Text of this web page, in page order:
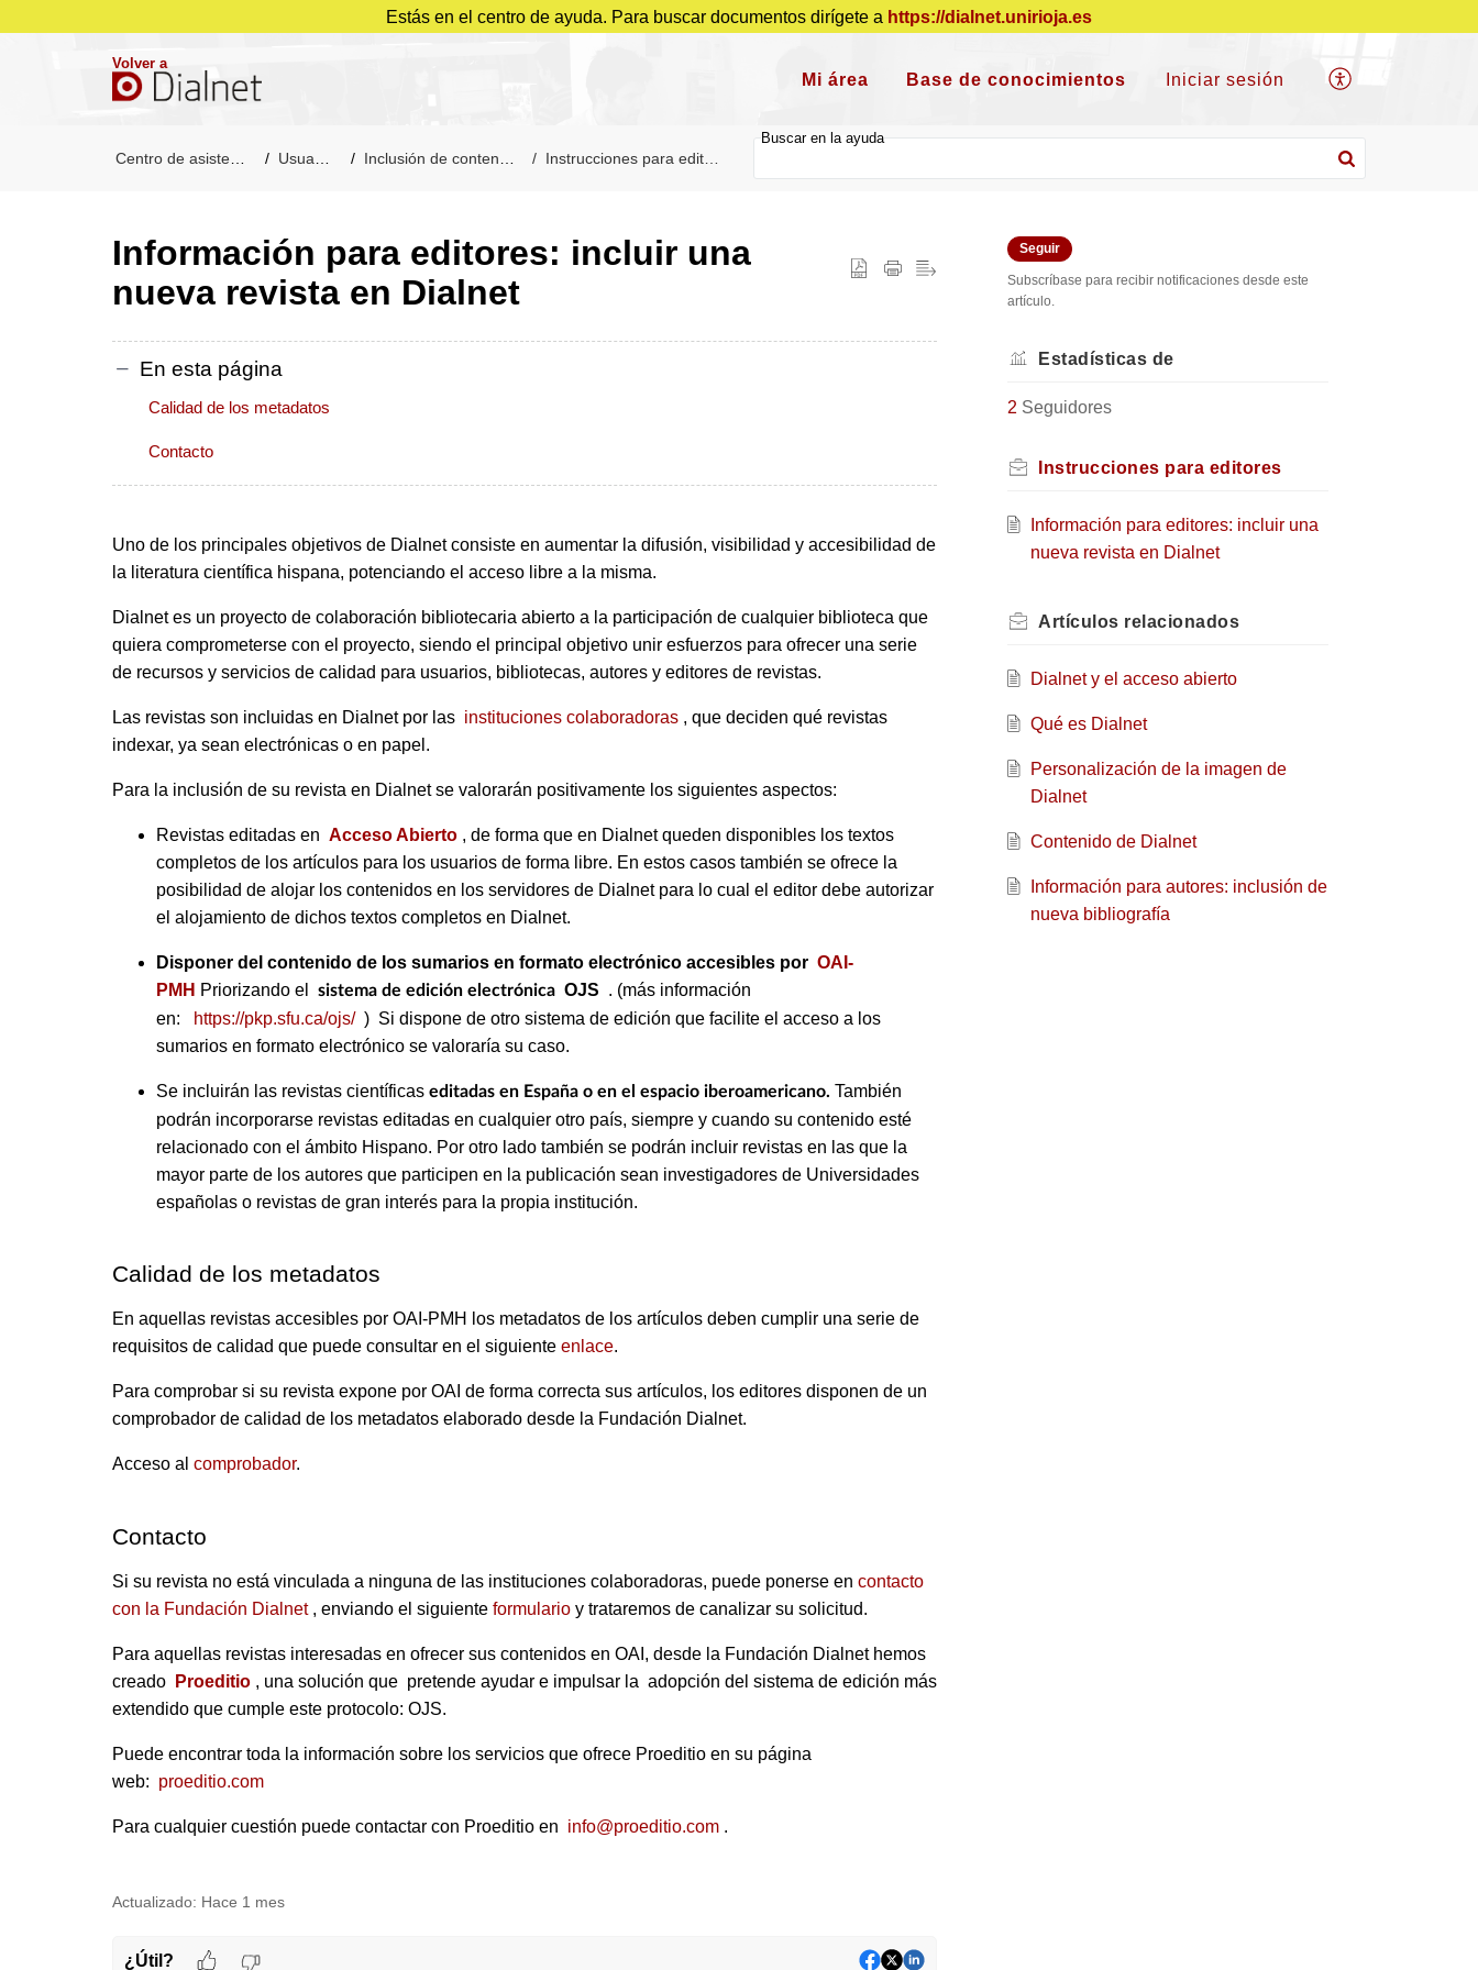
Estás en el centro de ayuda. Para buscar documentos dirígete a https://dialnet.unirioja.es
Volver a
Mi área Base de conocimientos Iniciar sesión
Centro de asistencia Usuarios Inclusión de contenidos Instrucciones para editores
Información para editores: incluir una
nueva revista en Dialnet
En esta página
Calidad de los metadatos
Contacto
Uno de los principales objetivos de Dialnet consiste en aumentar la difusión, visibilidad y accesibilidad de
la literatura científica hispana, potenciando el acceso libre a la misma.
Dialnet es un proyecto de colaboración bibliotecaria abierto a la participación de cualquier biblioteca que
quiera comprometerse con el proyecto, siendo el principal objetivo unir esfuerzos para ofrecer una serie
de recursos y servicios de calidad para usuarios, bibliotecas, autores y editores de revistas.
Las revistas son incluidas en Dialnet por las instituciones colaboradoras , que deciden qué revistas
indexar, ya sean electrónicas o en papel.
Para la inclusión de su revista en Dialnet se valorarán positivamente los siguientes aspectos:
Revistas editadas en Acceso Abierto , de forma que en Dialnet queden disponibles los textos
completos de los artículos para los usuarios de forma libre. En estos casos también se ofrece la
posibilidad de alojar los contenidos en los servidores de Dialnet para lo cual el editor debe autorizar
el alojamiento de dichos textos completos en Dialnet.
Disponer del contenido de los sumarios en formato electrónico accesibles por OAI-
PMH Priorizando el sistema de edición electrónica OJS . (más información
en:
https://pkp.sfu.ca/ojs/ ) Si dispone de otro sistema de edición que facilite el acceso a los
sumarios en formato electrónico se valoraría su caso.
Se incluirán las revistas científicas editadas en España o en el espacio iberoamericano. También
podrán incorporarse revistas editadas en cualquier otro país, siempre y cuando su contenido esté
relacionado con el ámbito Hispano. Por otro lado también se podrán incluir revistas en las que la
mayor parte de los autores que participen en la publicación sean investigadores de Universidades
españolas o revistas de gran interés para la propia institución.
Calidad de los metadatos
En aquellas revistas accesibles por OAI-PMH los metadatos de los artículos deben cumplir una serie de
requisitos de calidad que puede consultar en el siguiente enlace.
Para comprobar si su revista expone por OAI de forma correcta sus artículos, los editores disponen de un
comprobador de calidad de los metadatos elaborado desde la Fundación Dialnet.
Acceso al comprobador.
Contacto
Si su revista no está vinculada a ninguna de las instituciones colaboradoras, puede ponerse en contacto
con la Fundación Dialnet, enviando el siguiente formulario y trataremos de canalizar su solicitud.
Para aquellas revistas interesadas en ofrecer sus contenidos en OAI, desde la Fundación Dialnet hemos
creado
Proeditio , una solución que pretende ayudar e impulsar la adopción del sistema de edición más
extendido que cumple este protocolo: OJS.
Puede encontrar toda la información sobre los servicios que ofrece Proeditio en su página
web: proeditio.com
Para cualquier cuestión puede contactar con Proeditio en info@proeditio.com .
Actualizado: Hace 1 mes
¿Útil?
Seguir
Subscríbase para recibir notificaciones desde este
artículo.
Estadísticas de
2 Seguidores
Instrucciones para editores
Información para editores: incluir una
nueva revista en Dialnet
Artículos relacionados
Dialnet y el acceso abierto
Qué es Dialnet
Personalización de la imagen de
Dialnet
Contenido de Dialnet
Información para autores: inclusión de
nueva bibliografía